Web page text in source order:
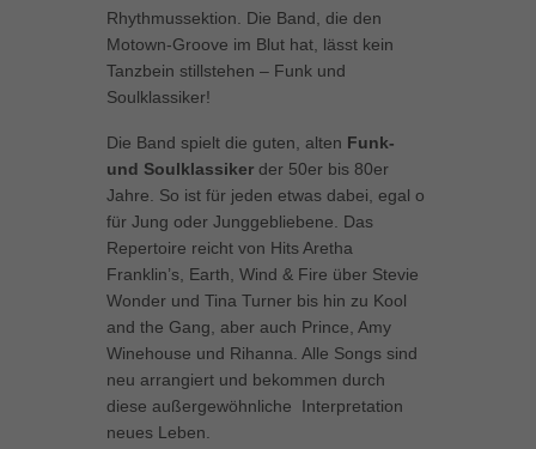
Rhythmussektion. Die Band, die den
Motown-Groove im Blut hat, lässt kein
Tanzbein stillstehen – Funk und
Soulklassiker!
Die Band spielt die guten, alten Funk-
und Soulklassiker der 50er bis 80er
Jahre. So ist für jeden etwas dabei, egal o
für Jung oder Junggebliebene. Das
Repertoire reicht von Hits Aretha
Franklin’s, Earth, Wind & Fire über Stevie
Wonder und Tina Turner bis hin zu Kool
and the Gang, aber auch Prince, Amy
Winehouse und Rihanna. Alle Songs sind
neu arrangiert und bekommen durch
diese außergewöhnliche Interpretation
neues Leben.
können Ihre Einwilligung zu ganzen Kategorien geben oder sich
weitere Informationen anzeigen lassen und so nur bestimmte
Cookies auswählen.
Zurück
Datenschutzeinstellungen
Essenziell (1)
Essenzielle Cookies ermöglichen grundlegende Funktionen und sind für
die einwandfreie Funktion der Website erforderlich.
Cookie-Informationen anzeigen
Marketing (1)
Marketing-Cookies werden von Drittanbietern oder Publishern verwendet,
um personalisierte Werbung anzuzeigen. Sie tun dies, indem sie
Besucher über Websites hinweg verfolgen.